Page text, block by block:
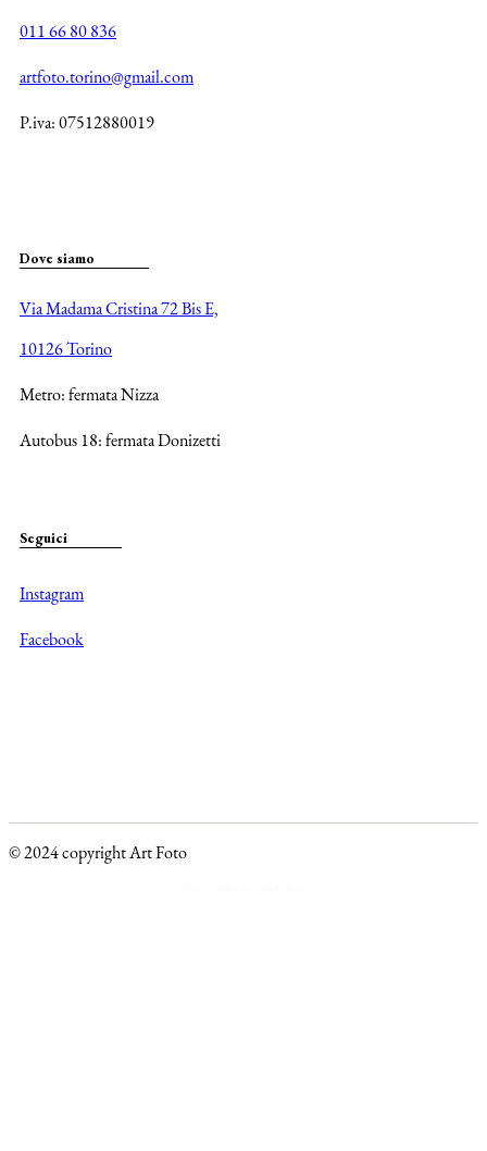
011 66 80 836
artfoto.torino@gmail.com
P.iva: 07512880019
Dove siamo
Via Madama Cristina 72 Bis E,
10126 Torino
Metro: fermata Nizza
Autobus 18: fermata Donizetti
Seguici
Instagram
Facebook
© 2024 copyright Art Foto